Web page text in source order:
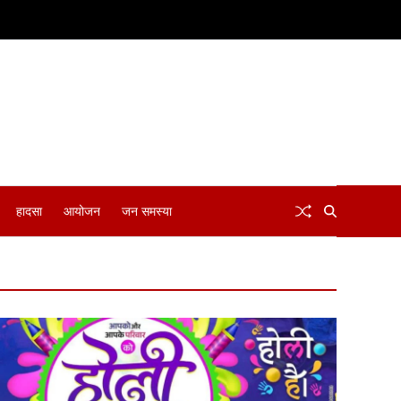
हादसा आयोजन जन समस्या